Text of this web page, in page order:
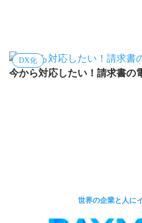
DX化
今から対応したい！請求書の
世界の企業と人に